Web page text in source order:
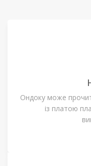
Ондоку може
із платою